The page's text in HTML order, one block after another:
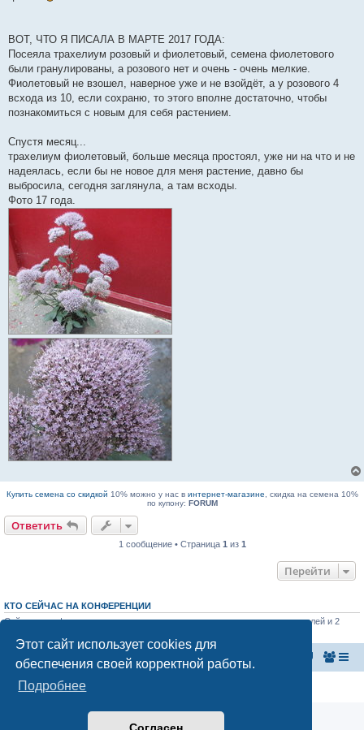
Этот сайт использует cookies для
обеспечения своей корректной работы.
Подробнее
о
е
с
о
о
б
щ
е
н
ВОТ, ЧТО Я ПИСАЛА В МАРТЕ 2017 ГОДА:
Посеяла трахелиум розовый и фиолетовый, семена фиолетового
были гранулированы, а розового нет и очень - очень мелкие.
Фиолетовый не взошел, наверное уже и не взойдёт, а у розового 4
всхода из 10, если сохраню, то этого вполне достаточно, чтобы
познакомиться с новым для себя растением.
Спустя месяц...
трахелиум фиолетовый, больше месяца простоял, уже ни на что и не
надеялась, если бы не новое для меня растение, давно бы
выбросила, сегодня заглянула, а там всходы.
Фото 17 года.
Купить семена со скидкой 10% можно у нас в интернет-магазине , скидка на семена 10%
по купону: FORUM
Ответить
1 сообщение • Страница 1 из 1
Перейти
КТО СЕЙЧАС НА КОНФЕРЕНЦИИ
Сейчас этот форум просматривают: нет зарегистрированных пользователей и 2
Главная страница Список форумов